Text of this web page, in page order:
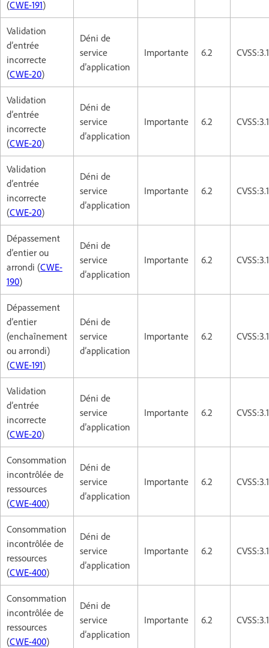
(CWE-191)
Validation
d’entrée
incorrecte
(CWE-20)
Déni de
service
d’application
Importante 6.2
Validation
d’entrée
incorrecte
(CWE-20)
Déni de
service
d’application
Importante 6.2
Validation
d’entrée
incorrecte
(CWE-20)
Déni de
service
d’application
Importante 6.2
Dépassement
d’entier ou
arrondi (CWE-
190)
Déni de
service
d’application
Importante 6.2
Dépassement
d’entier
(enchaînement
ou arrondi)
(CWE-191)
Déni de
service
d’application
Importante 6.2
Validation
d’entrée
incorrecte
(CWE-20)
Déni de
service
d’application
Importante 6.2
Consommation
incontrôlée de
ressources
(CWE-400)
Déni de
service
d’application
Importante 6.2
Consommation
incontrôlée de
ressources
(CWE-400)
Déni de
service
d’application
Importante 6.2
Consommation
incontrôlée de
ressources
(CWE-400)
Déni de
service
d’application
Importante 6.2